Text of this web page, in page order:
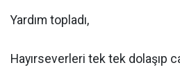
Yardım topladı,
Hayırseverleri tek tek dolaşıp